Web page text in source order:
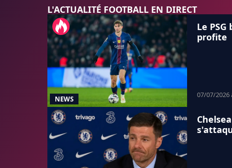
L'ACTUALITÉ FOOTBALL EN DIRECT
NEWS
Le
profite
07/07/2026